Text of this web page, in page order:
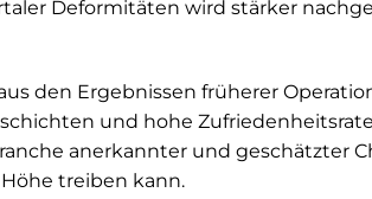
Deformitäten wird stärker
den Ergebnissen früherer
und hohe
anerkannter und geschätzter
treiben kann.